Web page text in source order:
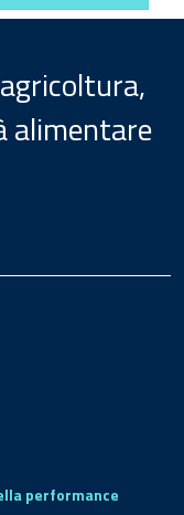
alimentare
performance